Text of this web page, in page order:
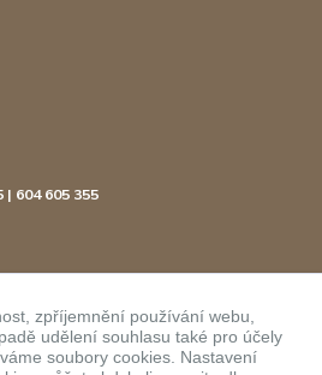
| 604 605 355
zpříjemnění používání webu,
udělení souhlasu také pro účely
soubory cookies. Nastavení